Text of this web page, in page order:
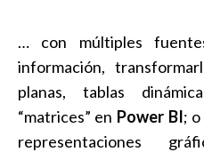
… con múltiples
información,
planas, tablas
“matrices” en Power BI;
representaciones